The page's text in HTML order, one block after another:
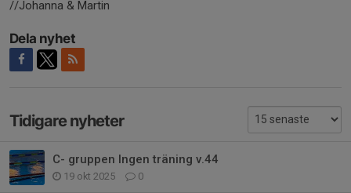
//Johanna & Martin
Dela nyhet
Tidigare nyheter
C- gruppen Ingen träning v.44
19 okt 2025 0